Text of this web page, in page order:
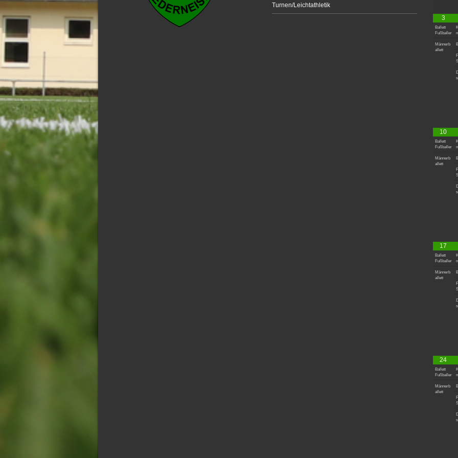
Turnen/Leichtathletik
3
Ballett
Fußballer
Männerb
allett
10
Ballett
Fußballer
Männerb
allett
17
Ballett
Fußballer
Männerb
allett
24
Ballett
Fußballer
Männerb
allett